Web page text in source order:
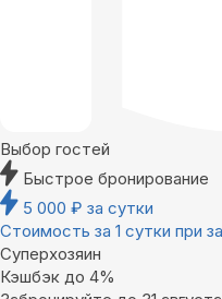
Выбор гостей
Быстрое бронирование
5 000 ₽ за сутки
Стоимость за 1 сутки при
Суперхозяин
Кэшбэк до 4%